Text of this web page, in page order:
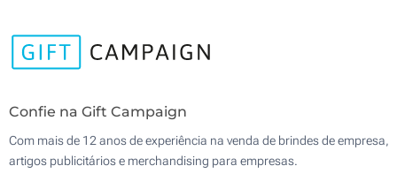
Confie na Gift Campaign
Com mais de 12 anos de experiência na venda de brindes de empresa,
artigos publicitários e merchandising para empresas.